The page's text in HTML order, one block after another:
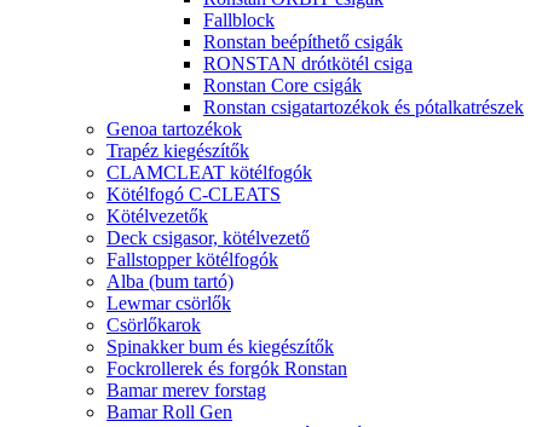
Fallblock
Ronstan beépíthető csigák
RONSTAN drótkötél csiga
Ronstan Core csigák
Ronstan csigatartozékok és pótalkatrészek
Genoa tartozékok
Trapéz kiegészítők
CLAMCLEAT kötélfogók
Kötélfogó C-CLEATS
Kötélvezetők
Deck csigasor, kötélvezető
Fallstopper kötélfogók
Alba (bum tartó)
Lewmar csörlők
Csörlőkarok
Spinakker bum és kiegészítők
Fockrollerek és forgók Ronstan
Bamar merev forstag
Bamar Roll Gen